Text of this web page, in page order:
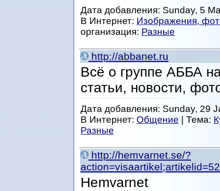
Дата добавления: Sunday, 5
В Интернет: Изображения,
организация: Разные
http://abbanet.ru
Всё о группе АББА
статьи, новости,
Дата добавления: Sunday, 29
В Интернет: Общение | Тема:
Разные
http://hemvarnet.se/?
Hemvarnet